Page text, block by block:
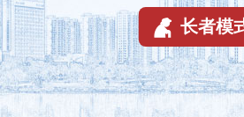
 长者模